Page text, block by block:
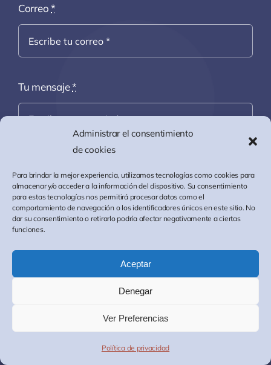
Administrar el consentimiento
de cookies
Para brindar la mejor experiencia, utilizamos tecnologías como cookies para
almacenar y/o acceder a la información del dispositivo. Su consentimiento
para estas tecnologías nos permitirá procesar datos como el
comportamiento de navegación o los identificadores únicos en este sitio. No
dar su consentimiento o retirarlo podría afectar negativamente a ciertas
funciones.
Aceptar
Denegar
Ver Preferencias
Política de privacidad
Correo*
Tu mensaje*
Enviar
Sobre Nosotros
info@themarbellaheights.com